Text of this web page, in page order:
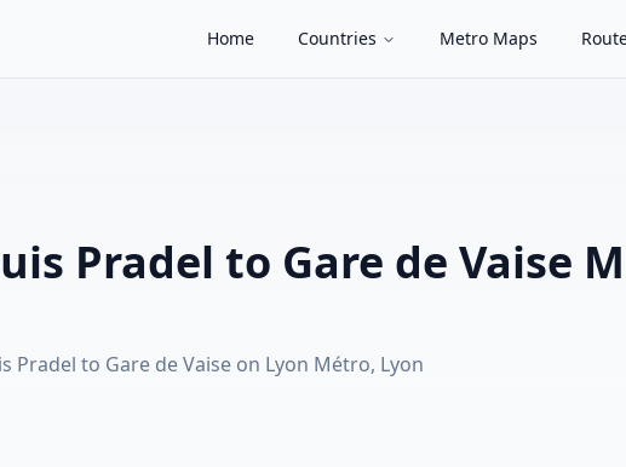
Home Countries Metro Maps
Pradel to Gare de Vaise
to Gare de Vaise on Lyon Métro, Lyon